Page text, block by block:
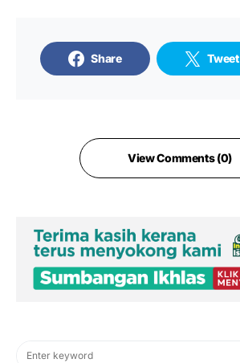
Share Tweet
View Comments (0)